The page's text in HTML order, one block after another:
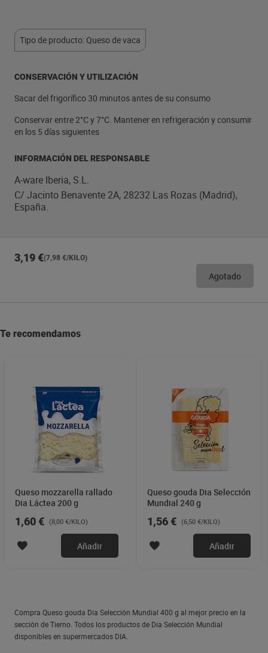
Tipo de producto: Queso de vaca
CONSERVACIÓN Y UTILIZACIÓN
Sacar del frigorífico 30 minutos antes de su consumo
Conservar entre 2°C y 7°C. Mantener en refrigeración y consumir
en los 5 días siguientes
INFORMACIÓN DEL RESPONSABLE
A-ware Iberia, S.L.
C/ Jacinto Benavente 2A, 28232 Las Rozas (Madrid),
España.
3,19 €(7,98 €/KILO)
Agotado
Te recomendamos
Queso mozzarella rallado
Dia Láctea 200 g
1,60 € (8,00 €/KILO)
Añadir
Queso gouda Dia Selección
Mundial 240 g
1,56 € (6,50 €/KILO)
Añadir
Compra Queso gouda Dia Selección Mundial 400 g al mejor precio en la
sección de Tierno. Todos los productos de Dia Selección Mundial
disponibles en supermercados DIA.